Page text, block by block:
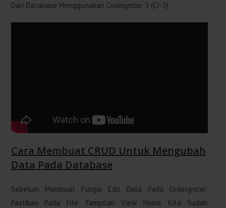
Dari Database Menggunakan Codeigniter 3 (CI-3).
Cara Membuat CRUD Untuk Mengubah
Data Pada Database
Sebelum Membuat Fungsi Edit Data Pada CodeIgniter.
Pastikan Pada File Tampilan View Home Kita Sudah